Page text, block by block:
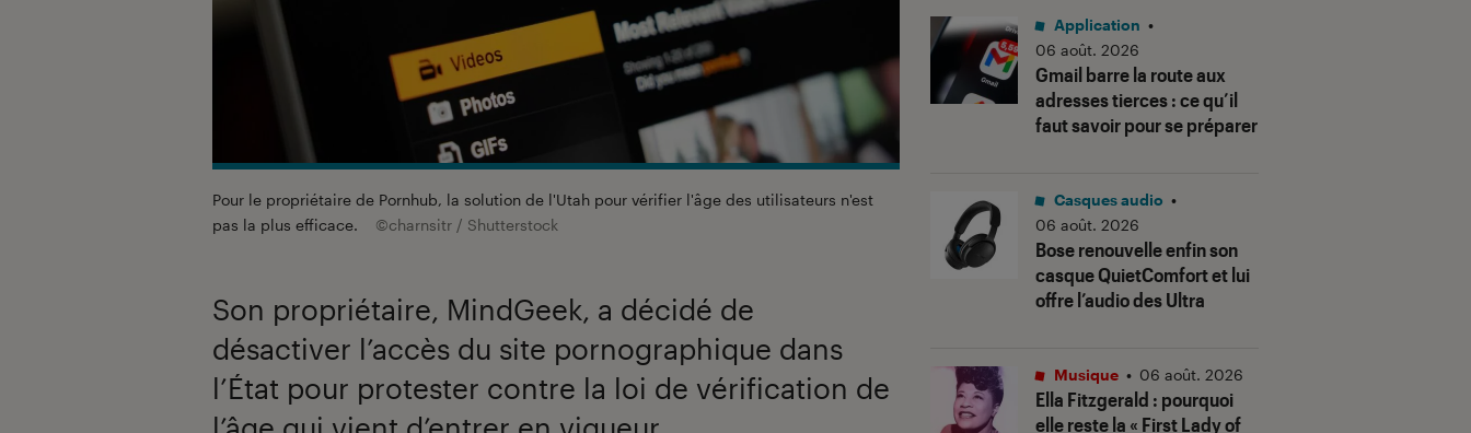
Pour le propriétaire de Pornhub, la solution de l'Utah pour vérifier l'âge des utilisateurs n'est
pas la plus efficace.
©charnsitr / Shutterstock
Son propriétaire, MindGeek, a décidé de
désactiver l’accès du site pornographique dans
l’État pour protester contre la loi de vérification de
Gmail barre la route aux
adresses tierces : ce qu’il
faut savoir pour se préparer
Application •
06 août. 2026
Bose renouvelle enfin son
casque QuietComfort et lui
offre l’audio des Ultra
Casques audio •
06 août. 2026
Ella Fitzgerald : pourquoi
elle reste la « First Lady of
Musique • 06 août. 2026